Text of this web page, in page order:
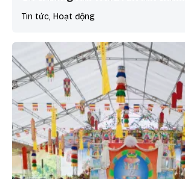
Tin tức, Hoạt động